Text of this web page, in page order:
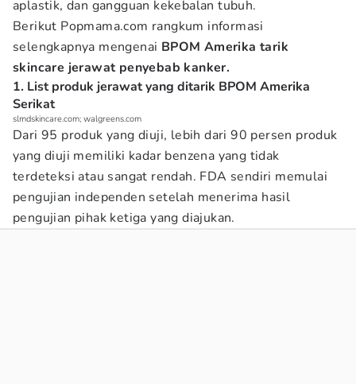
aplastik, dan gangguan kekebalan tubuh.
Berikut Popmama.com rangkum informasi
selengkapnya mengenai BPOM Amerika tarik
skincare jerawat penyebab kanker.
1. List produk jerawat yang ditarik BPOM Amerika
Serikat
slmdskincare.com; walgreens.com
Dari 95 produk yang diuji, lebih dari 90 persen produk
yang diuji memiliki kadar benzena yang tidak
terdeteksi atau sangat rendah. FDA sendiri memulai
pengujian independen setelah menerima hasil
pengujian pihak ketiga yang diajukan.